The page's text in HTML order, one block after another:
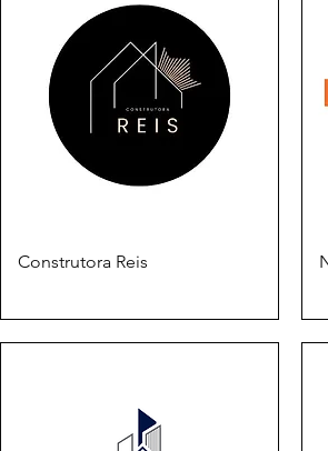
Construtora Reis